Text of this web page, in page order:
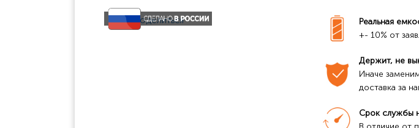
Поделиться
Реальная
+- 10% от
Держит, не
Иначе
доставка за
Срок службы